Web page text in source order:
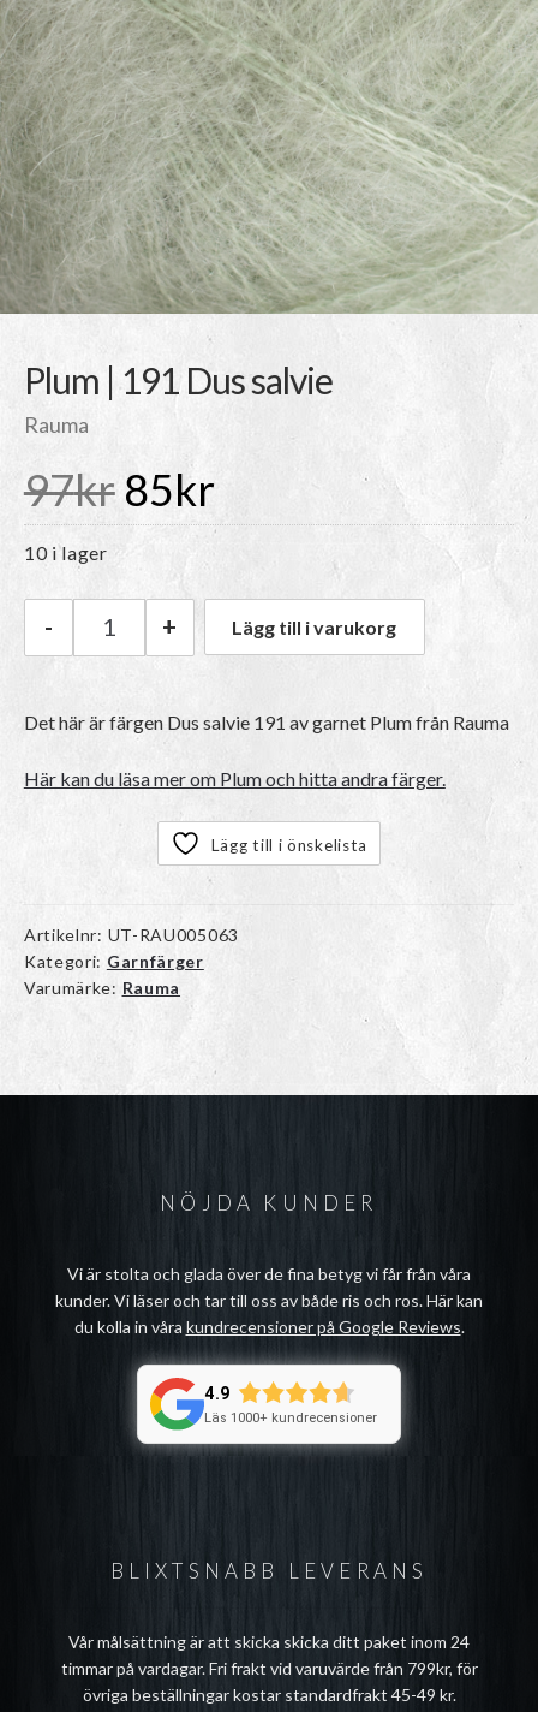
Plum | 191 Dus salvie
Rauma
97kr Det
ursprungliga
priset
97kr.
85krDet
nuvarande
priset
85kr.
10 i lager
Rauma Plum | 191 Dus salvie mängd
- + Lägg till i varukorg
Det här är färgen Dus salvie 191 av garnet Plumfrån Rauma
Här kan du läsa mer om Plum och hitta andra färger.
Lägg till i önskelista
Artikelnr: UT-RAU005063
Kategori: Garnfärger
Varumärke: Rauma
BLIXTSNABB LEVERANS
Vår målsättning är att skicka skicka ditt paket inom 24
timmar på vardagar. Fri frakt vid varuvärde från 799kr, för
övriga beställningar kostar standardfrakt 45-49 kr.
NÖJDA KUNDER
Vi är stolta och glada över de fina betyg vi får från våra
kunder. Vi läser och tar till oss av både ris och ros. Här kan
du kolla in våra kundrecensioner på Google Reviews.
4.9
Läs 1000+ kundrecensioner